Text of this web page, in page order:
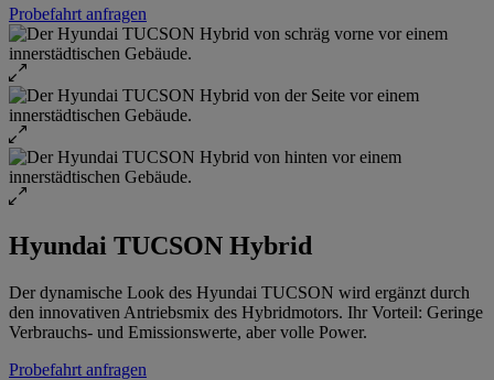
Probefahrt anfragen
Hyundai TUCSON Hybrid
Der dynamische Look des Hyundai TUCSON wird ergänzt durch
den innovativen Antriebsmix des Hybridmotors. Ihr Vorteil: Geringe
Verbrauchs- und Emissionswerte, aber volle Power.
Probefahrt anfragen